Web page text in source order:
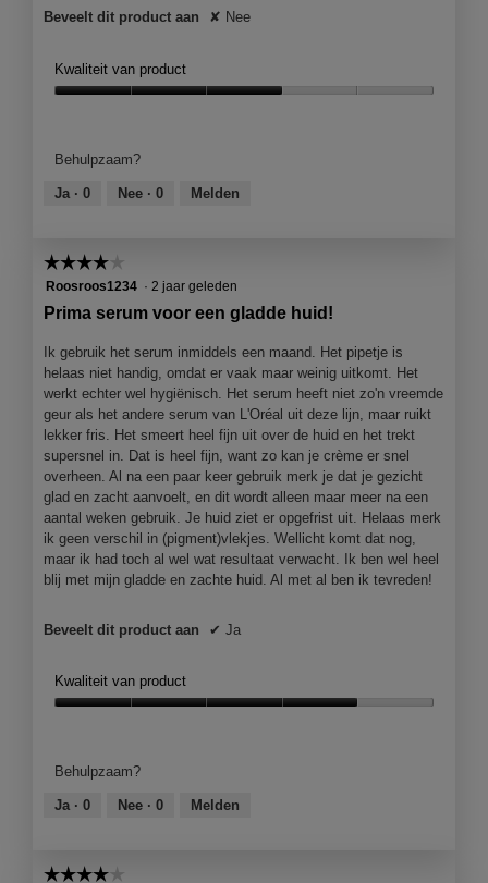
Beveelt dit product aan ✘ Nee
Kwaliteit van product
3
van
Behulpzaam?
Ja · 0 Nee · 0 Melden
☆☆☆☆☆
☆☆☆☆☆
4
sterren.
Roosroos1234 · 2 jaar geleden
Prima serum voor een gladde huid!
Ik gebruik het serum inmiddels een maand. Het pipetje is
helaas niet handig, omdat er vaak maar weinig uitkomt. Het
werkt echter wel hygiënisch. Het serum heeft niet zo'n vreemde
geur als het andere serum van L'Oréal uit deze lijn, maar ruikt
lekker fris. Het smeert heel fijn uit over de huid en het trekt
supersnel in. Dat is heel fijn, want zo kan je crème er snel
overheen. Al na een paar keer gebruik merk je dat je gezicht
glad en zacht aanvoelt, en dit wordt alleen maar meer na een
aantal weken gebruik. Je huid ziet er opgefrist uit. Helaas merk
ik geen verschil in (pigment)vlekjes. Wellicht komt dat nog,
maar ik had toch al wel wat resultaat verwacht. Ik ben wel heel
blij met mijn gladde en zachte huid. Al met al ben ik tevreden!
Beveelt dit product aan ✔ Ja
Kwaliteit van product
4
van
Behulpzaam?
Ja · 0 Nee · 0 Melden
☆☆☆☆☆
☆☆☆☆☆